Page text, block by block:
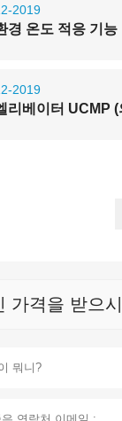
2019
경 온도 적응 기능
2019
리베이터 UCMP
가격을 받으